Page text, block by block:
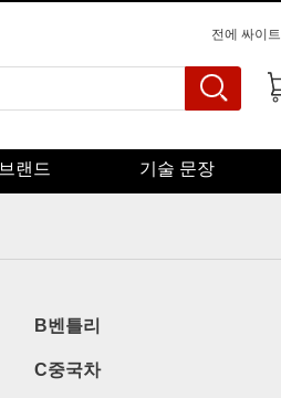
전에 싸이트
브랜드 기술 문장
B벤틀리
C중국차